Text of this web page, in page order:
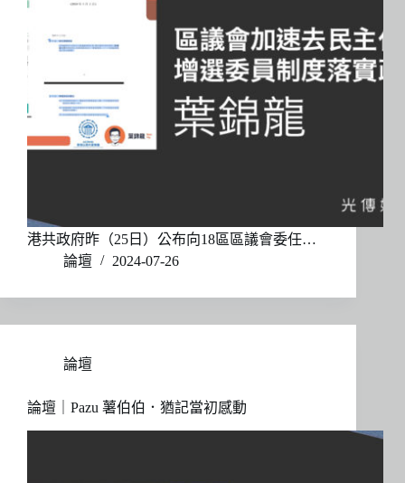
港共政府昨（25日）公布向18區區議會委任…
論壇
2024-07-26
論壇
論壇｜Pazu 薯伯伯．猶記當初感動